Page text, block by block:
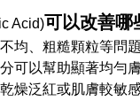
Acid)可以改善哪
均、粗糙顆粒等問
可以幫助顯著均勻
燥泛紅或肌膚較敏